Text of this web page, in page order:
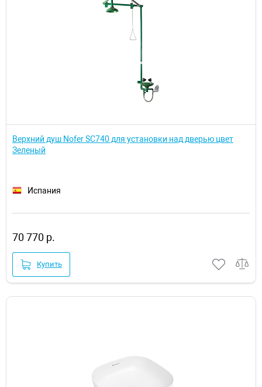
Верхний душ Nofer SC740 для установки над дверью цвет
Зеленый
Испания
70 770 р.
Купить